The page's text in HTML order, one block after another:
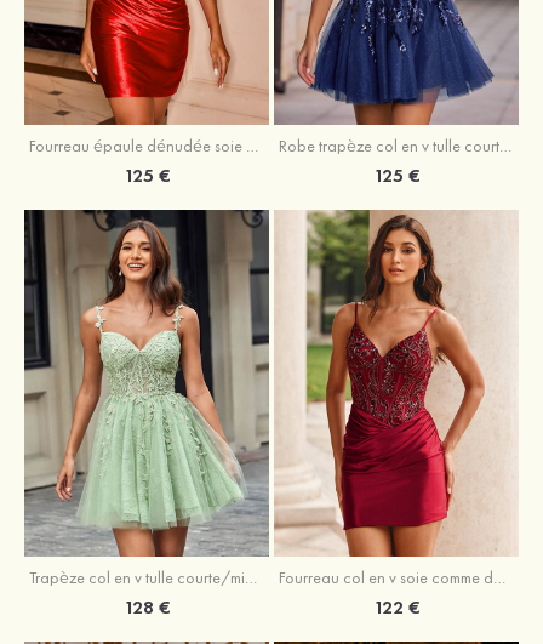
Fourreau épaule dénudée soie comme du satin courte/mini robe de fête de la rentrée
125 €
Robe trapèze col en v tulle courte/mini robe de fête de la rentrée avec poches paillettes
125 €
Trapèze col en v tulle courte/mini robe de fête de la rentrée avec perles
128 €
Fourreau col en v soie comme du satin courte/mini robe de fête de la rentrée avec paillettes
122 €